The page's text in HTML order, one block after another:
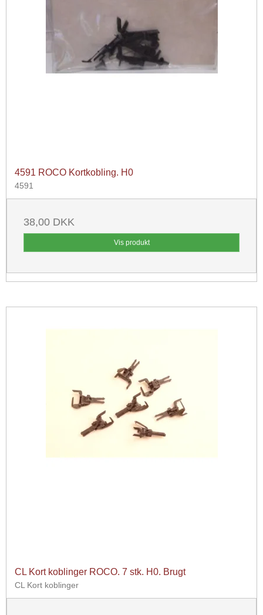
4591 ROCO Kortkobling. H0
4591
38,00 DKK
Vis produkt
CL Kort koblinger ROCO. 7 stk. H0. Brugt
CL Kort koblinger